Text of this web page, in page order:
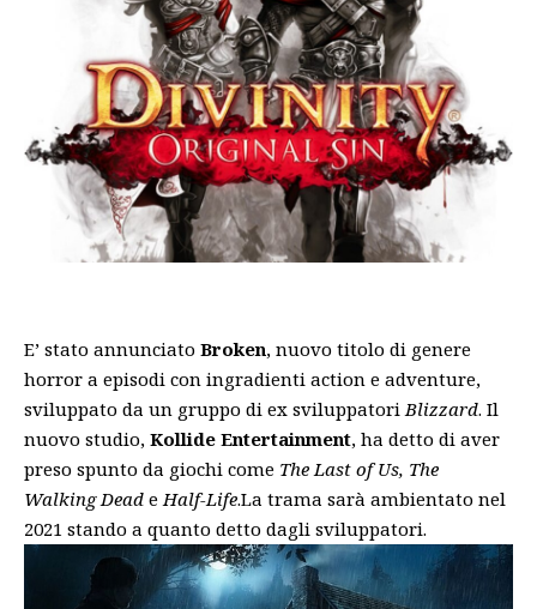
E’ stato annunciato Broken, nuovo titolo di genere
horror a episodi con ingradienti action e adventure,
sviluppato da un gruppo di ex sviluppatoriBlizzard. Il
nuovo studio, Kollide Entertainment, ha detto di aver
preso spunto da giochi come The Last of Us, The
Walking Dead eHalf-Life.La trama sarà ambientato nel
2021 stando a quanto detto dagli sviluppatori.